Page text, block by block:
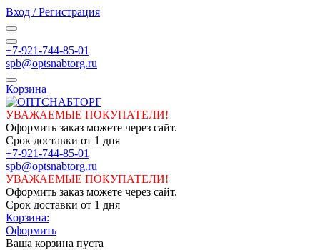
Вход / Регистрация
+7-921-744-85-01
spb@optsnabtorg.ru
Корзина
УВАЖАЕМЫЕ ПОКУПАТЕЛИ!
Оформить заказ можете через сайт.
Срок доставки от 1 дня
+7-921-744-85-01
spb@optsnabtorg.ru
УВАЖАЕМЫЕ ПОКУПАТЕЛИ!
Оформить заказ можете через сайт.
Срок доставки от 1 дня
Корзина:
Оформить
Ваша корзина пуста